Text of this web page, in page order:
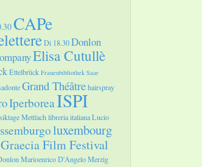
CAPe
Di 18.30Donlon
Elisa Cutullè
Ettelbrück Frauenbibliothek Saar
Grand Théâtrehairspray
IperboreaISPI
Mettlachlibreria italianaLucio
luxembourg
Film Festival
Marioenrico D'AngeloMerzig